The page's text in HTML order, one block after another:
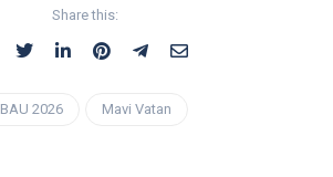
Share this:
BAU 2026 Mavi Vatan